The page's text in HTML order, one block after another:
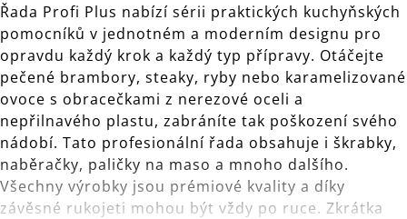
Řada Profi Plus nabízí sérii praktických kuchyňských
pomocníků v jednotném a moderním designu pro
opravdu každý krok a každý typ přípravy. Otáčejte
pečené brambory, steaky, ryby nebo karamelizované
ovoce s obracečkami z nerezové oceli a
nepřilnavého plastu, zabráníte tak poškození svého
nádobí. Tato profesionální řada obsahuje i škrabky,
naběračky, paličky na maso a mnoho dalšího.
Všechny výrobky jsou prémiové kvality a díky
závěsné rukojeti mohou být vždy po ruce. Zkrátka